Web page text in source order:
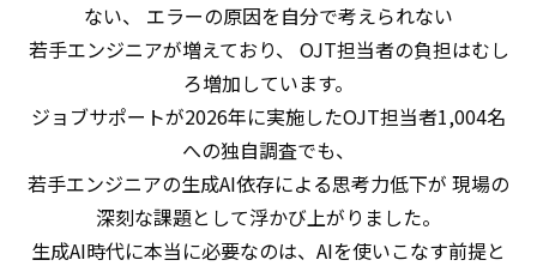
ない、 エラーの原因を自分で考えられない
若手エンジニアが増えており、 OJT担当者の負担はむし
ろ増加しています。
ジョブサポートが2026年に実施したOJT担当者1,004名
への独自調査でも、
若手エンジニアの生成AI依存による思考力低下が 現場の
深刻な課題として浮かび上がりました。
生成AI時代に本当に必要なのは、AIを使いこなす前提と